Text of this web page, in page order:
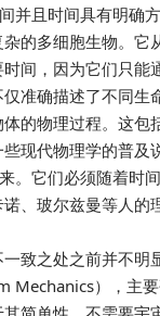
并且时间具有明确
的多细胞生物。
间，因为它们只能
准确描述了不同
的物理过程。这
现代物理学的普
。它们必须随着
、玻尔兹曼等人
致之处之前并不
Mechanics），主